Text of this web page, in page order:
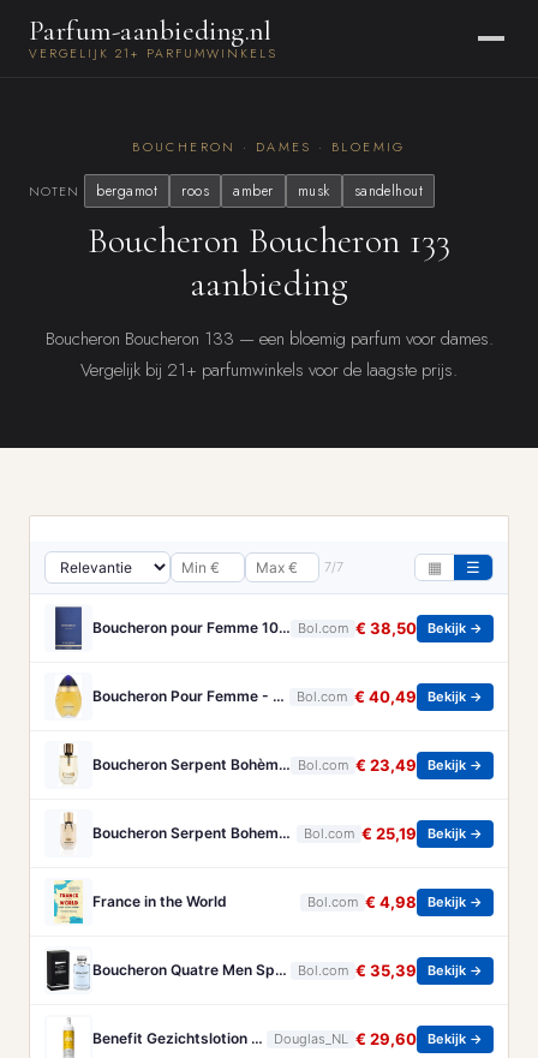
Parfum-aanbieding.nl
VERGELIJK 21+ PARFUMWINKELS
BOUCHERON · DAMES · BLOEMIG
NOTEN bergamot roos amber musk sandelhout
Boucheron Boucheron 133
aanbieding
Boucheron Boucheron 133 — een bloemig parfum voor dames.
Vergelijk bij 21+ parfumwinkels voor de laagste prijs.
7/7 ▦ ☰
Boucheron pour Femme 100 ml Eau de Parfum - Damesparfum Bol.com € 38,50 Bekijk →
Boucheron Pour Femme - 100ml - Eau de toilette Bol.com € 40,49 Bekijk →
Boucheron Serpent Bohème Eau de Parfum 50 ml Bol.com € 23,49 Bekijk →
Boucheron Serpent Boheme Eau de parfum spray 30 ml Bol.com € 25,19 Bekijk →
France in the World Bol.com € 4,98 Bekijk →
Boucheron Quatre Men Spray - 100 ml - Eau De Toilette Bol.com € 35,39 Bekijk →
Benefit Gezichtslotion The POREfessional Gezichtstoner Unisex 133ml Douglas_NL € 29,60 Bekijk →